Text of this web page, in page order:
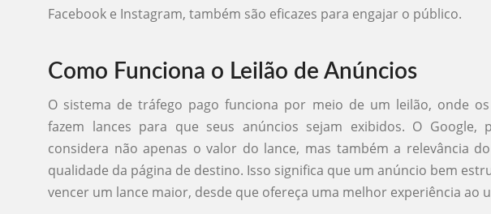
Facebook e Instagram, também são eficazes para engajar o público.
Como Funciona o Leilão de Anúncios
O sistema de tráfego pago funciona por meio de um leilão, onde
fazem lances para que seus anúncios sejam exibidos. O Google,
considera não apenas o valor do lance, mas também a relevância
qualidade da página de destino. Isso significa que um anúncio bem
vencer um lance maior, desde que ofereça uma melhor experiência ao